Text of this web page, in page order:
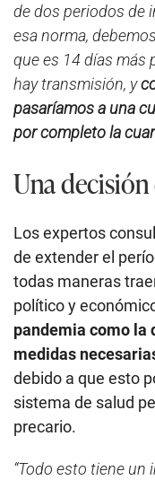
de dos periodos de
esa norma,
que es 14 días más
hay transmisión, y
pasaríamos a una
por completo la
Una
Los expertos
de extender el
todas maneras
político y
pandemia como la
medidas
debido a que esto
sistema de salud
precario.
“Todo esto tiene